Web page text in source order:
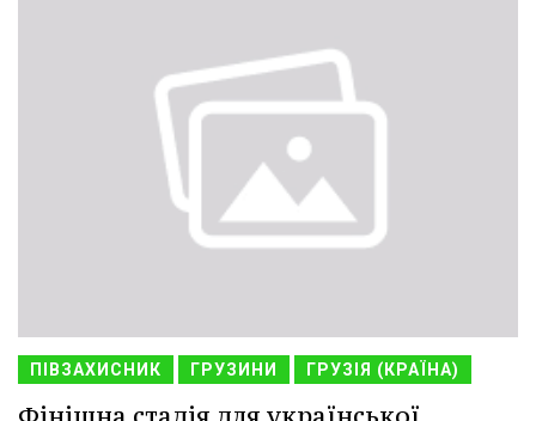
ПІВЗАХИСНИК ГРУЗИНИ ГРУЗІЯ (КРАЇНА)